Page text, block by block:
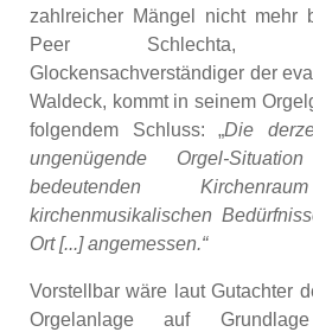
zahlreicher Mängel nicht mehr
Peer Schlechta,
Glockensachverständiger der
Waldeck, kommt in seinem
folgendem Schluss: „Die
ungenügende Orgel-
bedeutenden
kirchenmusikalischen
Ort [...] angemessen.“
Vorstellbar wäre laut Gutachter
Orgelanlage auf